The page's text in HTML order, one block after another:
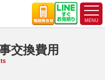
交換費用